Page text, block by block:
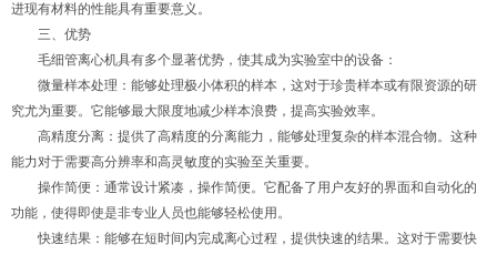
进现有材料的性能具有重要意义。
三、优势
毛细管离心机具有多个显著优势，使其成为实验室中的设备：
微量样本处理：能够处理极小体积的样本，这对于珍贵样本或有限资源的研
究尤为重要。它能够最大限度地减少样本浪费，提高实验效率。
高精度分离：提供了高精度的分离能力，能够处理复杂的样本混合物。这种
能力对于需要高分辨率和高灵敏度的实验至关重要。
操作简便：通常设计紧凑，操作简便。它配备了用户友好的界面和自动化的
功能，使得即使是非专业人员也能够轻松使用。
快速结果：能够在短时间内完成离心过程，提供快速的结果。这对于需要快